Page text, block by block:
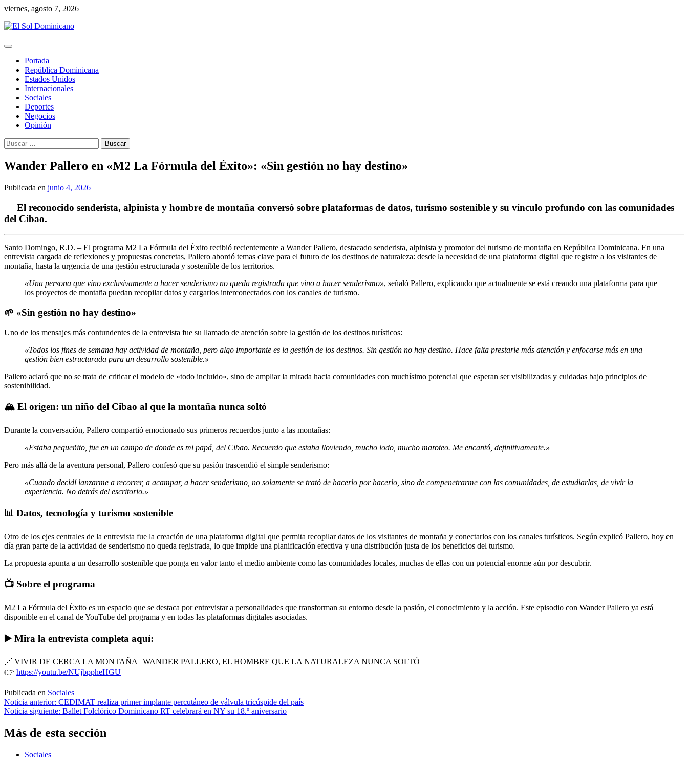
Skip
content
viernes, agosto 7, 2026
Portada
República Dominicana
Estados Unidos
Internacionales
Sociales
Deportes
Negocios
Opinión
Buscar:
Wander Pallero en «M2 La Fórmula del Éxito»: «Sin gestión no hay destino»
Publicada en junio 4, 2026
El reconocido senderista, alpinista y hombre de montaña conversó sobre plataformas de datos, turismo sostenible y su vínculo profundo con las comunidades
del Cibao.
Santo Domingo, R.D. – El programa M2 La Fórmula del Éxito recibió recientemente a Wander Pallero, destacado senderista, alpinista y promotor del turismo de montaña en República Dominicana. En una
entrevista cargada de reflexiones y propuestas concretas, Pallero abordó temas clave para el futuro de los destinos de naturaleza: desde la necesidad de una plataforma digital que registre a los visitantes de
montaña, hasta la urgencia de una gestión estructurada y sostenible de los territorios.
«Una persona que vino exclusivamente a hacer senderismo no queda registrada que vino a hacer senderismo», señaló Pallero, explicando que actualmente se está creando una plataforma para que
los proyectos de montaña puedan recopilar datos y cargarlos interconectados con los canales de turismo.
🌱 «Sin gestión no hay destino»
Uno de los mensajes más contundentes de la entrevista fue su llamado de atención sobre la gestión de los destinos turísticos:
«Todos los fines de semana hay actividad de montaña, pero algo importante es la gestión de los destinos. Sin gestión no hay destino. Hace falta prestarle más atención y enfocarse más en una
gestión bien estructurada para un desarrollo sostenible.»
Pallero aclaró que no se trata de criticar el modelo de «todo incluido», sino de ampliar la mirada hacia comunidades con muchísimo potencial que esperan ser visibilizadas y cuidadas bajo principios de
sostenibilidad.
🏔️ El origen: un niño del Cibao al que la montaña nunca soltó
Durante la conversación, Pallero compartió emocionado sus primeros recuerdos junto a las montañas:
«Estaba pequeñito, fue en un campo de donde es mi papá, del Cibao. Recuerdo que estaba lloviendo, mucho lodo, mucho maroteo. Me encantó, definitivamente.»
Pero más allá de la aventura personal, Pallero confesó que su pasión trascendió el simple senderismo:
«Cuando decidí lanzarme a recorrer, a acampar, a hacer senderismo, no solamente se trató de hacerlo por hacerlo, sino de compenetrarme con las comunidades, de estudiarlas, de vivir la
experiencia. No detrás del escritorio.»
📊 Datos, tecnología y turismo sostenible
Otro de los ejes centrales de la entrevista fue la creación de una plataforma digital que permita recopilar datos de los visitantes de montaña y conectarlos con los canales turísticos. Según explicó Pallero, hoy en
día gran parte de la actividad de senderismo no queda registrada, lo que impide una planificación efectiva y una distribución justa de los beneficios del turismo.
La propuesta apunta a un desarrollo sostenible que ponga en valor tanto el medio ambiente como las comunidades locales, muchas de ellas con un potencial enorme aún por descubrir.
📺 Sobre el programa
M2 La Fórmula del Éxito es un espacio que se destaca por entrevistar a personalidades que transforman su entorno desde la pasión, el conocimiento y la acción. Este episodio con Wander Pallero ya está
disponible en el canal de YouTube del programa y en todas las plataformas digitales asociadas.
▶️ Mira la entrevista completa aquí:
🔗 VIVIR DE CERCA LA MONTAÑA | WANDER PALLERO, EL HOMBRE QUE LA NATURALEZA NUNCA SOLTÓ
👉 https://youtu.be/NUjbppheHGU
Publicada en Sociales
Navegación
de
entradas
Noticia anterior: CEDIMAT realiza primer implante percutáneo de válvula tricúspide del país
Noticia siguiente: Ballet Folclórico Dominicano RT celebrará en NY su 18.º aniversario
Más de esta sección
Sociales